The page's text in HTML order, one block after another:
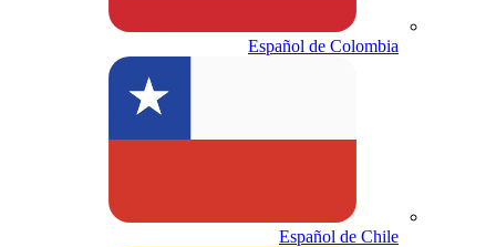
Español de Colombia
Español de Chile